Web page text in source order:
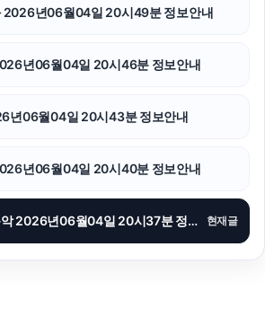
2026년06월04일 20시49분 정보안내
년06월04일 20시46분 정보안내
년06월04일 20시43분 정보안내
년06월04일 20시40분 정보안내
집중력높이는음악 2026년06월04일 20시37분 정보안내 현재글